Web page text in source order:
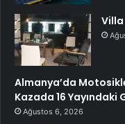
Almanya’da
Kazada 16 Yayındaki
Ağustos 6, 2026